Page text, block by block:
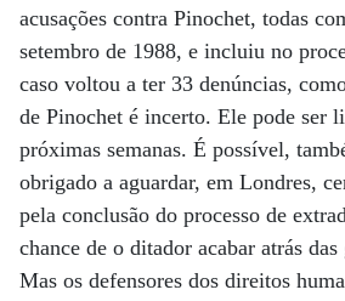
acusações contra Pinochet, todas
setembro de 1988, e incluiu no
caso voltou a ter 33 denúncias,
de Pinochet é incerto. Ele pode ser
próximas semanas. É possível,
obrigado a aguardar, em Londres,
pela conclusão do processo de
chance de o ditador acabar atrás das
Mas os defensores dos direitos